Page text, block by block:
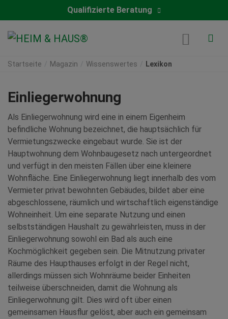
Qualifizierte Beratung
Startseite Magazin Wissenswertes Lexikon
Einliegerwohnung
Als Einliegerwohnung wird eine in einem Eigenheim
befindliche Wohnung bezeichnet, die hauptsächlich für
Vermietungszwecke eingebaut wurde. Sie ist der
Hauptwohnung dem Wohnbaugesetz nach untergeordnet
und verfügt in den meisten Fällen über eine kleinere
Wohnfläche. Eine Einliegerwohnung liegt innerhalb des vom
Vermieter privat bewohnten Gebäudes, bildet aber eine
abgeschlossene, räumlich und wirtschaftlich eigenständige
Wohneinheit. Um eine separate Nutzung und einen
selbstständigen Haushalt zu gewährleisten, muss in der
Einliegerwohnung sowohl ein Bad als auch eine
Kochmöglichkeit gegeben sein. Die Mitnutzung privater
Räume des Haupthauses erfolgt in der Regel nicht,
allerdings müssen sich Wohnräume beider Einheiten
teilweise überschneiden, damit die Wohnung als
Einliegerwohnung gilt. Dies wird oft über einen
gemeinsamen Hausflur gelöst, aber auch ein gemeinsam